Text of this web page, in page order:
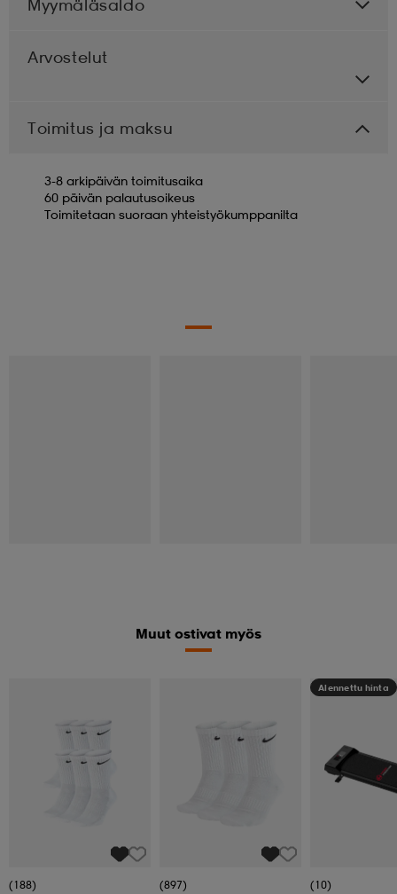
Myymäläsaldo
Arvostelut
Toimitus ja maksu
3-8 arkipäivän toimitusaika
60 päivän palautusoikeus
Toimitetaan suoraan yhteistyökumppanilta
Muut ostivat myös
(188)
(897)
Alennettu hinta
(10)